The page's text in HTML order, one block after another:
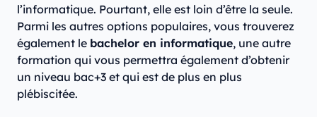
l’informatique. Pourtant, elle est loin d’être la seule.
Parmi les autres options populaires, vous trouverez
également le bachelor en informatique, une autre
formation qui vous permettra également d’obtenir
un niveau bac+3 et qui est de plus en plus
plébiscitée.